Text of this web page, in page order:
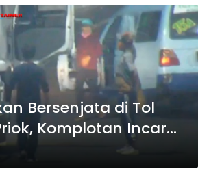
Bersenjata di Tol
Komplotan Incar
Macet